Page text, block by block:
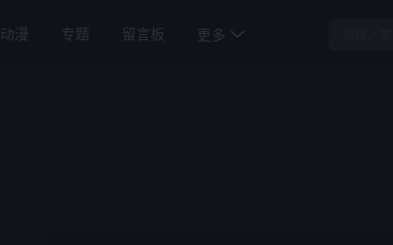
动漫 专题 留言板 更多 